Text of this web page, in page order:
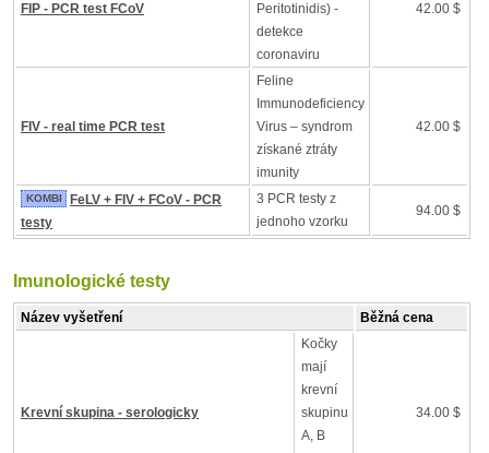
FIP - PCR test FCoV
Peritotinidis) -
detekce
coronaviru
42.00 $
FIV - real time PCR test
Feline
Immunodeficiency
Virus – syndrom
získané ztráty
imunity
42.00 $
KOMBI
FeLV + FIV + FCoV - PCR
testy
3 PCR testy z
jednoho vzorku
94.00 $
Imunologické testy
Název vyšetření Běžná cena
Krevní skupina - serologicky
Kočky
mají
krevní
skupinu
A, B
34.00 $